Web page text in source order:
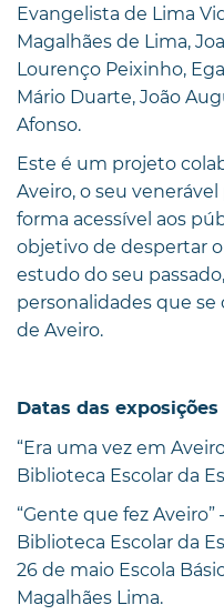
Evangelista de Lima
Magalhães de Lima,
Lourenço Peixinho,
Mário Duarte, João
Afonso.
Este é um projeto
Aveiro, o seu
forma acessível aos
objetivo de despertar
estudo do seu
personalidades que
de Aveiro.
Datas das
“Era uma vez em
Biblioteca Escolar da
“Gente que fez Aveiro”
Biblioteca Escolar da
26 de maio Escola
Magalhães Lima.